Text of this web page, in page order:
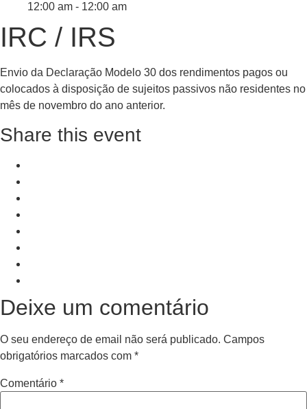
12:00 am - 12:00 am
IRC / IRS
Envio da Declaração Modelo 30 dos rendimentos pagos ou
colocados à disposição de sujeitos passivos não residentes no
mês de novembro do ano anterior.
Share this event
Deixe um comentário
O seu endereço de email não será publicado. Campos
obrigatórios marcados com *
Comentário *